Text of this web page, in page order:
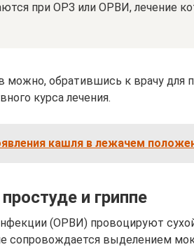
при ОРЗ или ОРВИ, лечение
можно, обратившись к врачу для
курса лечения.
кашля в лежачем
и гриппе
(ОРВИ) провоцируют
сопровождается выделением